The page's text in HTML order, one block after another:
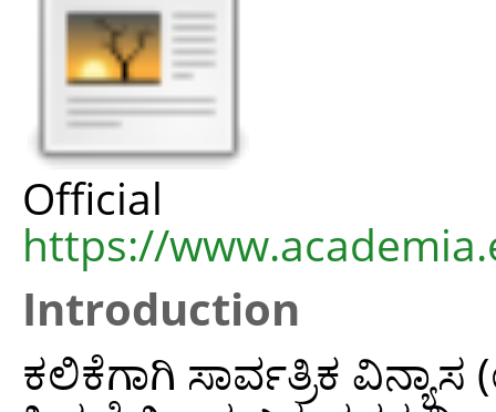
https://
Introduction
ಕಲಿಕೆಗಾಗಿ ಸಾರ್ವತ್ರಿಕ